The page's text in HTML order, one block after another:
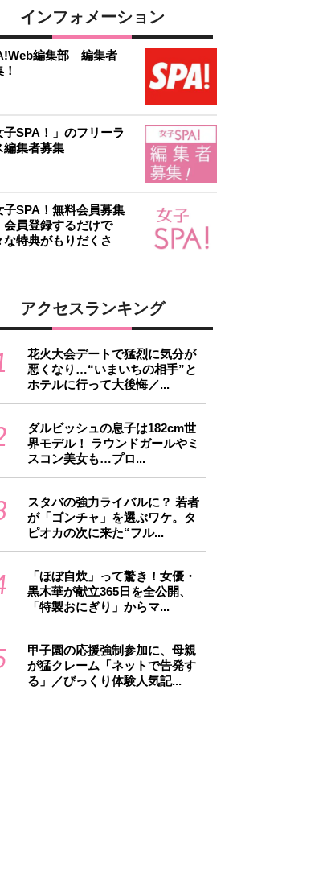
インフォメーション
編集部 編集者
子SPA！」のフリーラ
編集者募集
子SPA！無料会員募集
会員登録するだけで
な特典がもりだくさ
アクセスランキング
花火大会デートで猛烈に気分が
悪くなり…“いまいちの相手”と
ホテルに行って大後悔／...
ダルビッシュの息子は182cm世
界モデル！ ラウンドガールやミ
スコン美女も…プロ...
スタバの強力ライバルに？ 若者
が「ゴンチャ」を選ぶワケ。タ
ピオカの次に来た“フル...
「ほぼ自炊」って驚き！女優・
黒木華が献立365日を全公開、
「特製おにぎり」からマ...
甲子園の応援強制参加に、母親
が猛クレーム「ネットで告発す
る」／びっくり体験人気記...